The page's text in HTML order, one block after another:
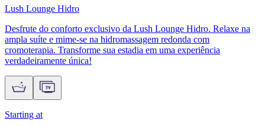
Lush Lounge Hidro
Desfrute do conforto exclusivo da Lush Lounge Hidro. Relaxe na
ampla suíte e mime-se na hidromassagem redonda com
cromoterapia. Transforme sua estadia em uma experiência
verdadeiramente única!
Starting at